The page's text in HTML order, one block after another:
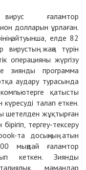
ғаламтор
долларын ұрлаған.
айтуынша, елде 82
жаңа түрін
операцияны жүргізу
зиянды программа
аудару турасында
қатысты
күресуді талап еткен.
шетелден жұқтырған
тергеу-тексеру
та досыңның атын
мыңдай ғаламтор
кеткен. Зиянды
мамандар